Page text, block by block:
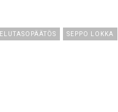
SEPPO LOKKA